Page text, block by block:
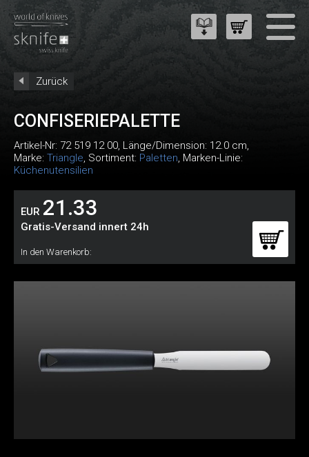
Zurück
CONFISERIEPALETTE
Artikel-Nr: 72 519 12 00, Länge/Dimension: 12.0 cm,
Marke: Triangle, Sortiment: Paletten, Marken-Linie:
Küchenutensilien
EUR 21.33
Gratis-Versand innert 24h
In den Warenkorb: